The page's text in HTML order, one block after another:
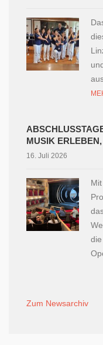
MUSIK
16. Juli 2026
Zum Newsarchiv